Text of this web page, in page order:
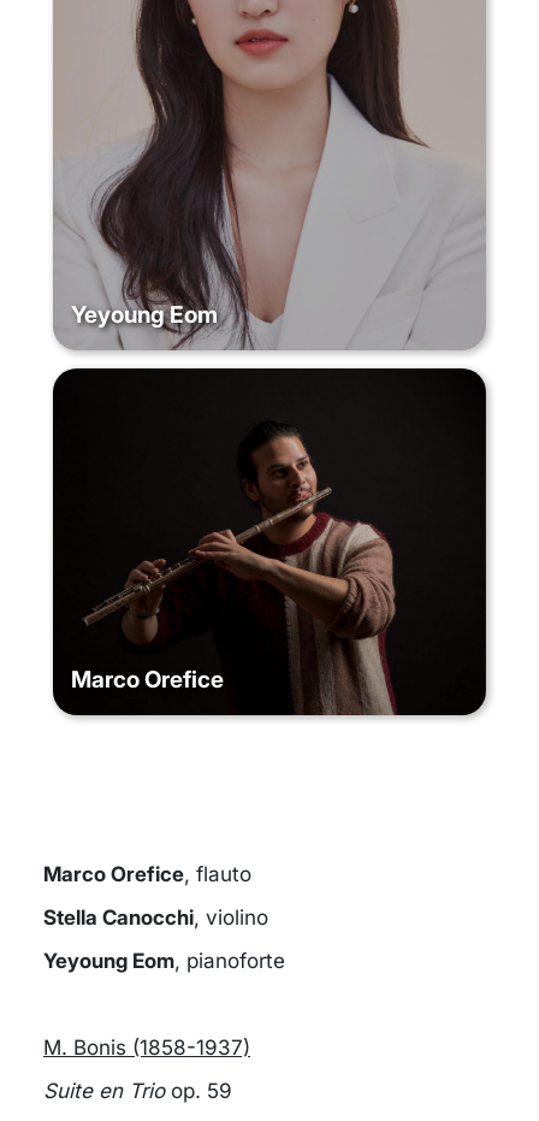
Yeyoung Eom
Marco Orefice
Marco Orefice, flauto
Stella Canocchi, violino
Yeyoung Eom, pianoforte
M. Bonis (1858-1937)
Suite en Trio op. 59